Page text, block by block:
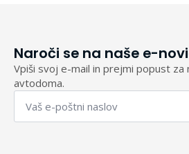
Naroči se na naše e-
Vpiši svoj e-mail in prejmi popust za
avtodoma.
Email